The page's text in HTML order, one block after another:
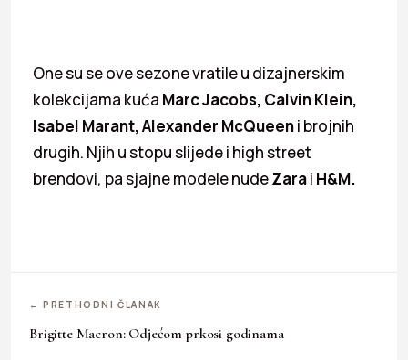
One su se ove sezone vratile u dizajnerskim
kolekcijama kuća Marc Jacobs, Calvin Klein,
Isabel Marant, Alexander McQueeni brojnih
drugih. Njih u stopu slijede i high street
brendovi, pa sjajne modele nudeZarai H&M.
← PRETHODNI ČLANAK
Brigitte Macron: Odjećom prkosi godinama